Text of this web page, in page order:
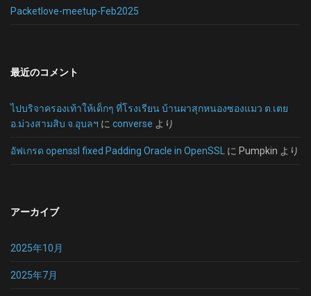
Packetlove-meetup-Feb2025
最近のコメント
ไปบริจาครองเท้าให้เด็กๆ ที่โรงเรียน บ้านผาสุกหนองซองแมว ต.เตย
อ.ม่วงสามสิบ จ.อุบลฯ に converse より
อัฟเกรด openssl fixed Padding Oracle in OpenSSL に Pumpkin より
アーカイブ
2025年10月
2025年7月